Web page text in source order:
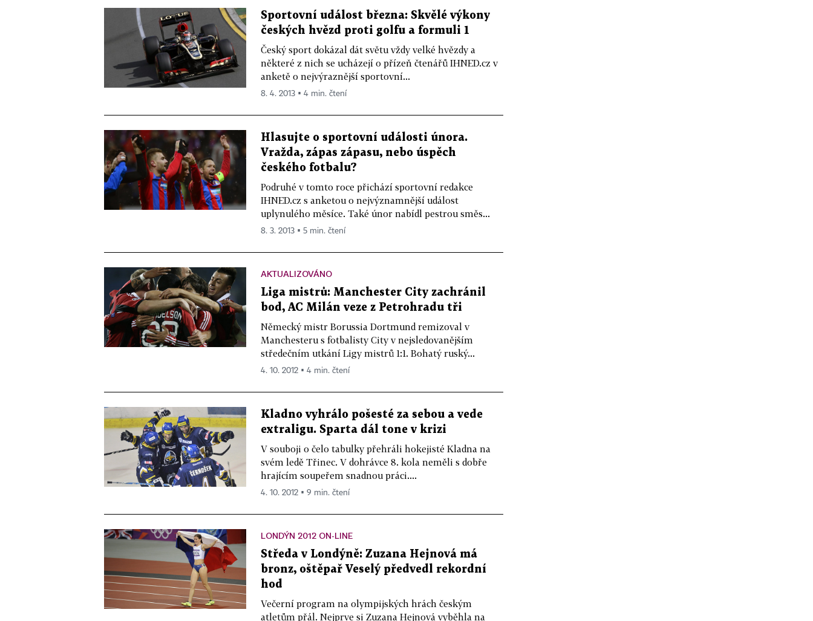
Sportovní událost března: Skvělé výkony
českých hvězd proti golfu a formuli 1
Český sport dokázal dát světu vždy velké hvězdy a
některé z nich se ucházejí o přízeň čtenářů IHNED.cz v
anketě o nejvýraznější sportovní...
8. 4. 2013 ▪ 4 min. čtení
Hlasujte o sportovní události února.
Vražda, zápas zápasu, nebo úspěch
českého fotbalu?
Podruhé v tomto roce přichází sportovní redakce
IHNED.cz s anketou o nejvýznamnější událost
uplynulého měsíce. Také únor nabídl pestrou směs...
8. 3. 2013 ▪ 5 min. čtení
AKTUALIZOVÁNO
Liga mistrů: Manchester City zachránil
bod, AC Milán veze z Petrohradu tři
Německý mistr Borussia Dortmund remizoval v
Manchesteru s fotbalisty City v nejsledovanějším
středečním utkání Ligy mistrů 1:1. Bohatý ruský...
4. 10. 2012 ▪ 4 min. čtení
Kladno vyhrálo pošesté za sebou a vede
extraligu. Sparta dál tone v krizi
V souboji o čelo tabulky přehráli hokejisté Kladna na
svém ledě Třinec. V dohrávce 8. kola neměli s dobře
hrajícím soupeřem snadnou práci....
4. 10. 2012 ▪ 9 min. čtení
LONDÝN 2012 ON-LINE
Středa v Londýně: Zuzana Hejnová má
bronz, oštěpař Veselý předvedl rekordní
hod
Večerní program na olympijských hrách českým
atletům přál. Nejprve si Zuzana Hejnová vyběhla na